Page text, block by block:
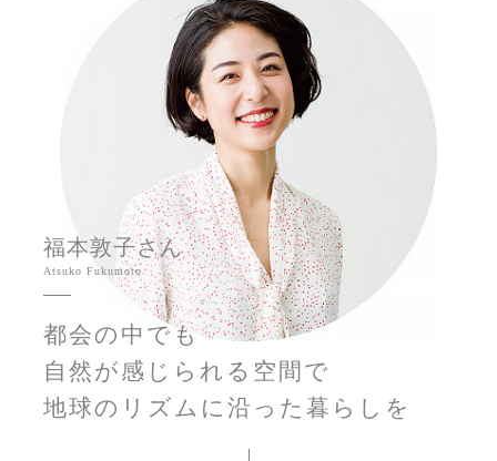
福本敦子さん
Atsuko Fukumoto
都会の中でも
自然が感じられる空間で
地球のリズムに沿った暮らしを